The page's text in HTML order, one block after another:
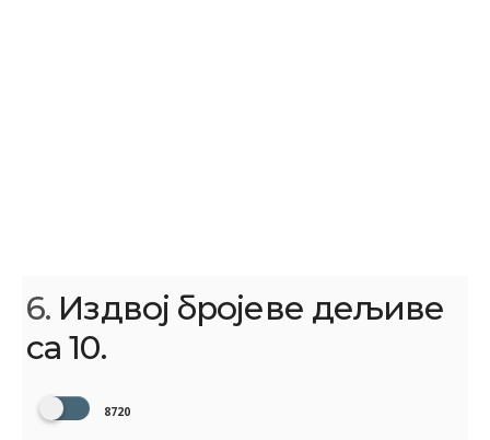
6. Издвој бројеве дељиве
са 10.
8720